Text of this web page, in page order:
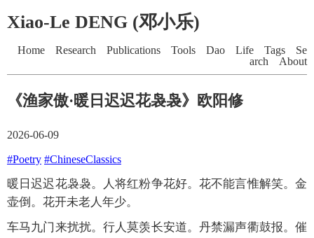
Xiao-Le DENG (邓小乐)
Home Research Publications Tools Dao Life Tags
Se
arch
About
《渔家傲·暖日迟迟花袅袅》欧阳修
2026-06-09
#Poetry #ChineseClassics
暖日迟迟花袅袅。人将红粉争花好。花不能言惟解笑。金
壶倒。花开未老人年少。
车马九门来扰扰。行人莫羡长安道。丹禁漏声衢鼓报。催